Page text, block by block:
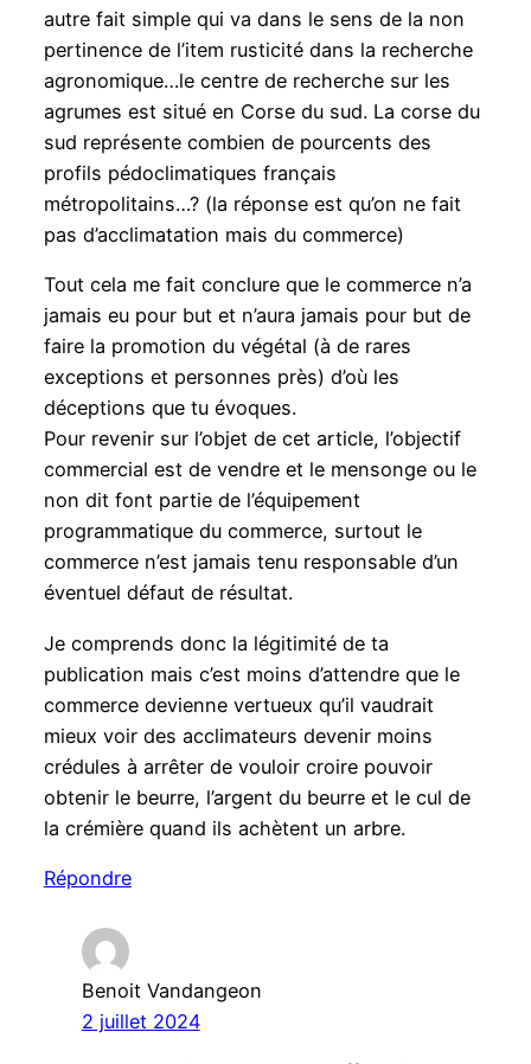
autre fait simple qui va dans le sens de la non
pertinence de l’item rusticité dans la recherche
agronomique…le centre de recherche sur les
agrumes est situé en Corse du sud. La corse du
sud représente combien de pourcents des
profils pédoclimatiques français
métropolitains…? (la réponse est qu’on ne fait
pas d’acclimatation mais du commerce)
Tout cela me fait conclure que le commerce n’a
jamais eu pour but et n’aura jamais pour but de
faire la promotion du végétal (à de rares
exceptions et personnes près) d’où les
déceptions que tu évoques.
Pour revenir sur l’objet de cet article, l’objectif
commercial est de vendre et le mensonge ou le
non dit font partie de l’équipement
programmatique du commerce, surtout le
commerce n’est jamais tenu responsable d’un
éventuel défaut de résultat.
Je comprends donc la légitimité de ta
publication mais c’est moins d’attendre que le
commerce devienne vertueux qu’il vaudrait
mieux voir des acclimateurs devenir moins
crédules à arrêter de vouloir croire pouvoir
obtenir le beurre, l’argent du beurre et le cul de
la crémière quand ils achètent un arbre.
Répondre
Benoit Vandangeon
2 juillet 2024